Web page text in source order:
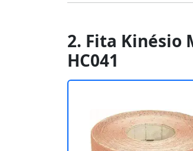
2. Fita Kinésio
HC041